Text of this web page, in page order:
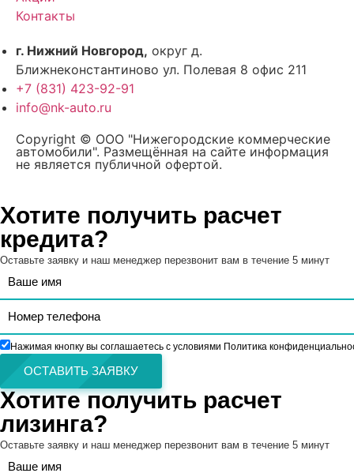
Контакты
г. Нижний Новгород, округ д.
Ближнеконстантиново ул. Полевая 8 офис 211
+7 (831) 423-92-91
info@nk-auto.ru
Copyright © ООО "Нижегородские коммерческие
автомобили". Размещённая на сайте информация
не является публичной офертой.
Хотите получить расчет
кредита?
Оставьте заявку и наш менеджер перезвонит вам в течение 5 минут
Нажимая кнопку вы соглашаетесь с условиями Политика
ОСТАВИТЬ ЗАЯВКУ
Хотите получить расчет
лизинга?
Оставьте заявку и наш менеджер перезвонит вам в течение 5 минут